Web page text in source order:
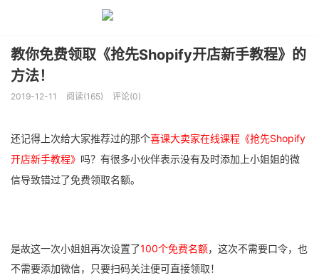
教你免费领取《抢先Shopify开店新手教程》的
方法！
2019-12-11 阅读(165) 评论(0)
还记得上次给大家推荐过的那个喜课大卖家在线课程 《抢先Shopify
开店新手教程》 吗？有很多小伙伴表示没有及时添加上小姐姐的微
信导致错过了免费领取名额。
是故这一次小姐姐再次设置了100个免费名额，这次不需要口令，也
不需要添加微信，只要扫码关注便可直接领取！